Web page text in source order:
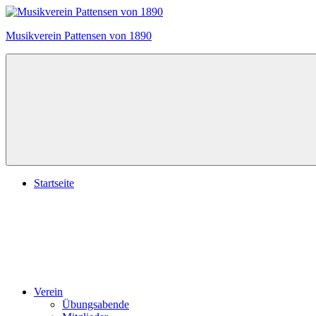
Zum
springen
Musikverein Pattensen von 1890
Startseite
Verein
Übungsabende